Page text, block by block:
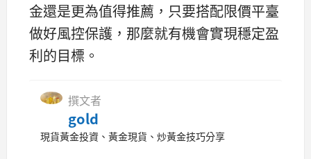
金還是更為值得推薦，只要搭配限價平臺
做好風控保護，那麼就有機會實現穩定盈
利的目標。
撰文者
gold
現貨黃金投資、黃金現貨、炒黃金技巧分享